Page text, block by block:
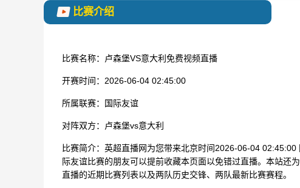
比赛介绍
比赛名称： 卢森堡VS意大利免费视频直播
开赛时间： 2026-06-04 02:45:00
所属联赛： 国际友谊
对阵双方： 卢森堡vs意大利
比赛简介： 英超直播网为您带来北京时间2026-06-04
际友谊比赛的朋友可以提前收藏本页面以免错过直播。本站还
直播的近期比赛列表以及两队历史交锋、两队最新比赛赛程。